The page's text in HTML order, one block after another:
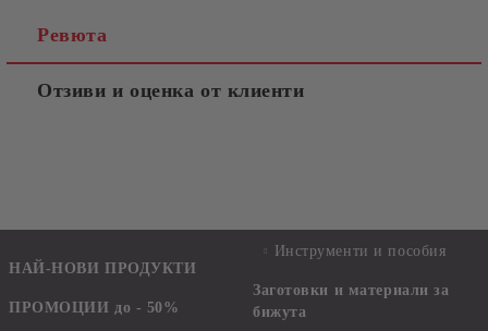
Ревюта
Отзиви и оценка от клиенти
НАЙ-НОВИ ПРОДУКТИ
ПРОМОЦИИ до - 50%
Инструменти и пособия
Заготовки и материали за
бижута